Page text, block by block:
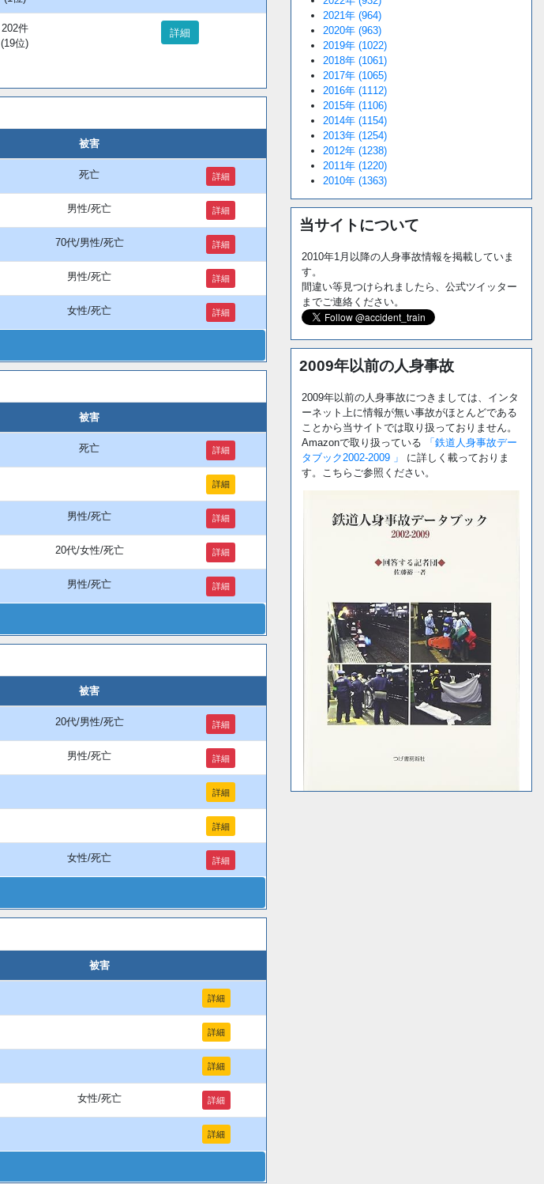
202件
(19位)
詳細
被害
死亡 詳細
男性/死亡 詳細
70代/男性/死亡 詳細
男性/死亡 詳細
女性/死亡 詳細
被害
死亡 詳細
詳細
男性/死亡 詳細
20代/女性/死亡 詳細
男性/死亡 詳細
被害
20代/男性/死亡 詳細
男性/死亡 詳細
詳細
詳細
女性/死亡 詳細
被害
詳細
詳細
詳細
女性/死亡 詳細
詳細
2021年 (964)
2020年 (963)
2019年 (1022)
2018年 (1061)
2017年 (1065)
2016年 (1112)
2015年 (1106)
2014年 (1154)
2013年 (1254)
2012年 (1238)
2011年 (1220)
2010年 (1363)
当サイトについて
2010年1月以降の人身事故情報を掲載していま
す。
間違い等見つけられましたら、公式ツイッター
までご連絡ください。
2009年以前の人身事故
2009年以前の人身事故につきましては、インタ
ーネット上に情報が無い事故がほとんどである
ことから当サイトでは取り扱っておりません。
Amazonで取り扱っている
「鉄道人身事故デー
タブック2002-2009 」
に詳しく載っておりま
す。こちらご参照ください。